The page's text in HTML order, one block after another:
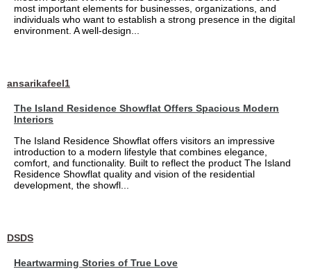
most important elements for businesses, organizations, and
individuals who want to establish a strong presence in the digital
environment. A well-design...
ansarikafeel1
The Island Residence Showflat Offers Spacious Modern
Interiors
The Island Residence Showflat offers visitors an impressive
introduction to a modern lifestyle that combines elegance,
comfort, and functionality. Built to reflect the product The Island
Residence Showflat quality and vision of the residential
development, the showfl...
DSDS
Heartwarming Stories of True Love